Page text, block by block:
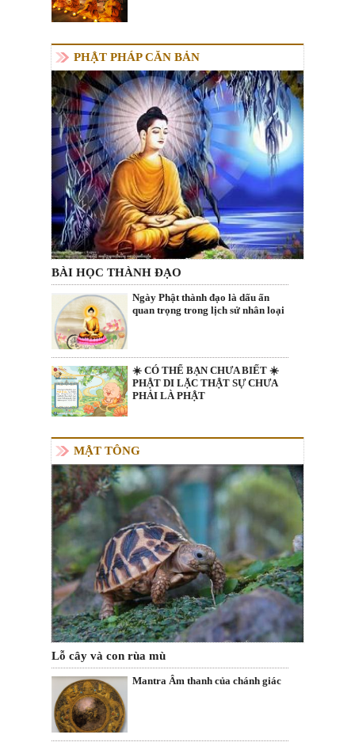
PHẬT PHÁP CĂN BẢN
BÀI HỌC THÀNH ĐẠO
Ngày Phật thành đạo là dấu ấn
quan trọng trong lịch sử nhân loại
☀️ CÓ THỂ BẠN CHƯA BIẾT ☀️
PHẬT DI LẶC THẬT SỰ CHƯA
PHẢI LÀ PHẬT
MẬT TÔNG
Lỗ cây và con rùa mù
Mantra Âm thanh của chánh giác